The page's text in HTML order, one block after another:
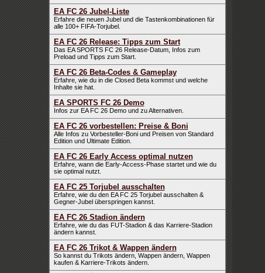
EA FC 26 Jubel-Liste
Erfahre die neuen Jubel und die Tastenkombinationen für
alle 100+ FIFA-Torjubel.
EA FC 26 Release: Tipps zum Start
Das EA SPORTS FC 26 Release-Datum, Infos zum
Preload und Tipps zum Start.
EA FC 26 Beta-Codes & Gameplay
Erfahre, wie du in die Closed Beta kommst und welche
Inhalte sie hat.
EA SPORTS FC 26 Demo
Infos zur EA FC 26 Demo und zu Alternativen.
EA FC 26 vorbestellen: Preise & Boni
Alle Infos zu Vorbesteller-Boni und Preisen von Standard
Edition und Ultimate Edition.
EA FC 26 Early Access optimal nutzen
Erfahre, wann die Early-Access-Phase startet und wie du
sie optimal nutzt.
EA FC 25 Torjubel ausschalten
Erfahre, wie du den EA FC 25 Torjubel ausschalten &
Gegner-Jubel überspringen kannst.
EA FC 26 Stadion ändern
Erfahre, wie du das FUT-Stadion & das Karriere-Stadion
ändern kannst.
EA FC 26 Trikot & Wappen ändern
So kannst du Trikots ändern, Wappen ändern, Wappen
kaufen & Karriere-Trikots ändern.